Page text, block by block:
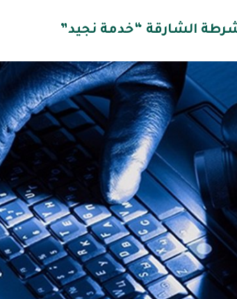
شرطة الشارقة “خدمة نجيد”